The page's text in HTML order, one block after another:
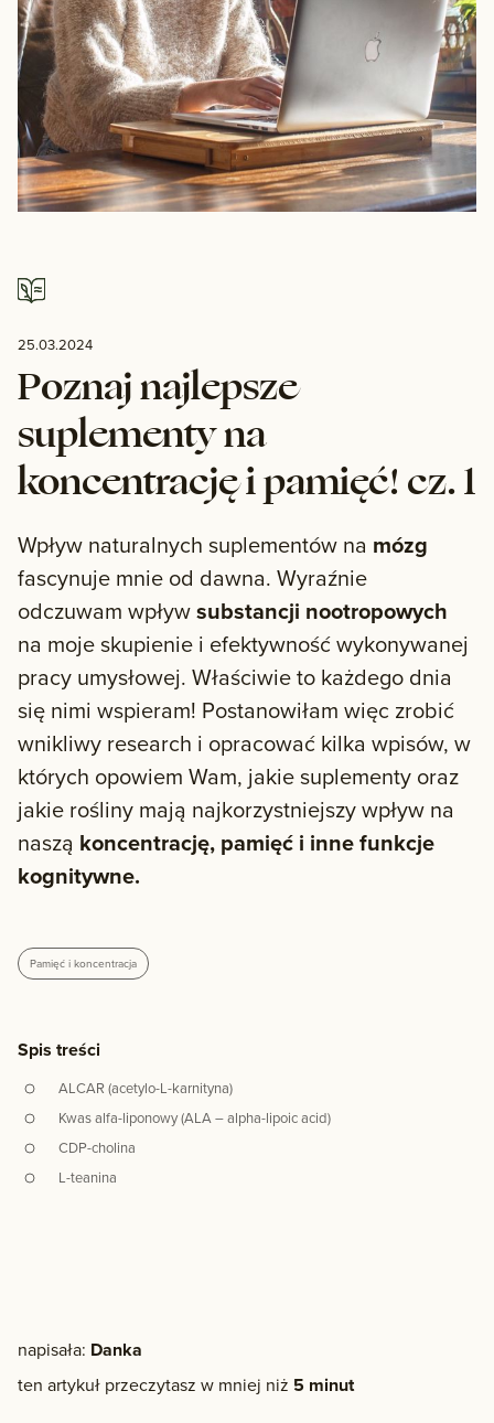
25.03.2024
Poznaj najlepsze
suplementy na
koncentrację i pamięć! cz. 1
Wpływ naturalnych suplementów na mózg
fascynuje mnie od dawna. Wyraźnie
odczuwam wpływsubstancji nootropowych
na moje skupienie i efektywność wykonywanej
pracy umysłowej. Właściwie to każdego dnia
się nimi wspieram! Postanowiłam więc zrobić
wnikliwy research i opracować kilka wpisów, w
których opowiem Wam, jakie suplementy oraz
jakie rośliny mają najkorzystniejszy wpływ na
naszą koncentrację, pamięć i inne funkcje
kognitywne.
Pamięć i koncentracja
Spis treści
ALCAR (acetylo-L-karnityna)
Kwas alfa-liponowy (ALA – alpha-lipoic acid)
CDP-cholina
L-teanina
napisała: Danka
ten artykuł przeczytasz w mniej niż 5 minut